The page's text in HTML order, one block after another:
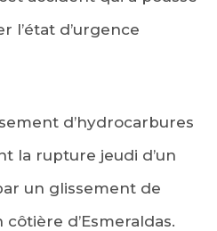
l’état d’urgence
d’hydrocarbures
la rupture jeudi d’un
un glissement de
d’Esmeraldas.